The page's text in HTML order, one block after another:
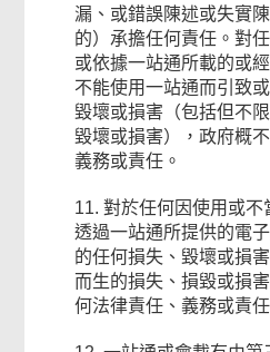
漏、或錯誤陳述或失實
的）承擔任何責任。對
或依據一站通所載的或
不能使用一站通而引致
毀壞或損害（包括但不
毀壞或損害），政府概
義務或責任。
11. 對於任何因使用或
透過一站通所提供的電
的任何損失、毀壞或損
而生的損失、損毀或損
何法律責任、義務或責任